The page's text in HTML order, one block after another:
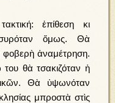
ἐπίθεση κι
ὅμως. Θὰ
φοβερὴ ἀναμέτρηση.
θὰ τσακιζόταν ἡ
Θὰ ὑψωνόταν
μπροστὰ στὶς